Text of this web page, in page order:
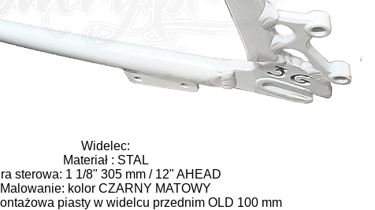
Widelec:
Materiał : STAL
sterowa: 1 1/8" 305 mm / 12" AHEAD
Malowanie: kolor CZARNY MATOWY
piasty w widelcu przednim OLD 100 mm